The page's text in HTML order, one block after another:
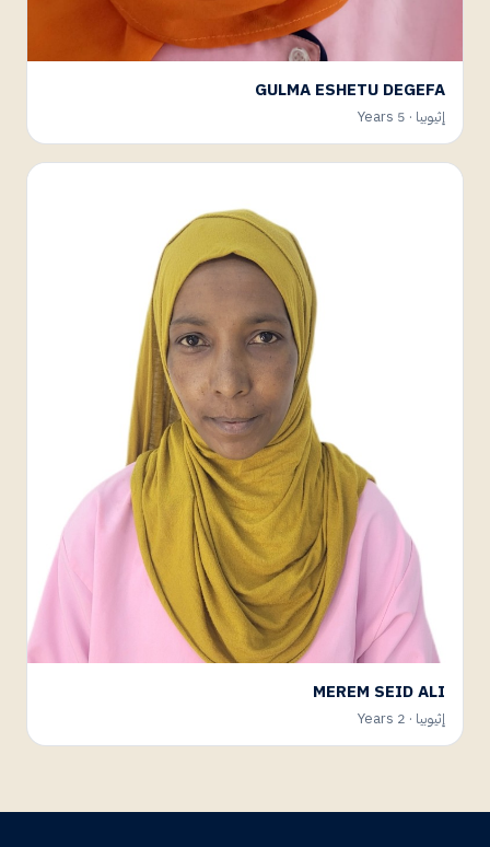
GULMA ESHETU DEGEFA
إثيوبيا · 5 Years
MEREM SEID ALI
إثيوبيا · 2 Years